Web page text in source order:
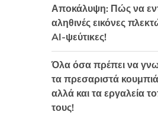
Αποκάλυψη: Πώς να
αληθινές εικόνες
AI-ψεύτικες!
Όλα όσα πρέπει να
τα πρεσαριστά
αλλά και τα εργαλεία
τους!